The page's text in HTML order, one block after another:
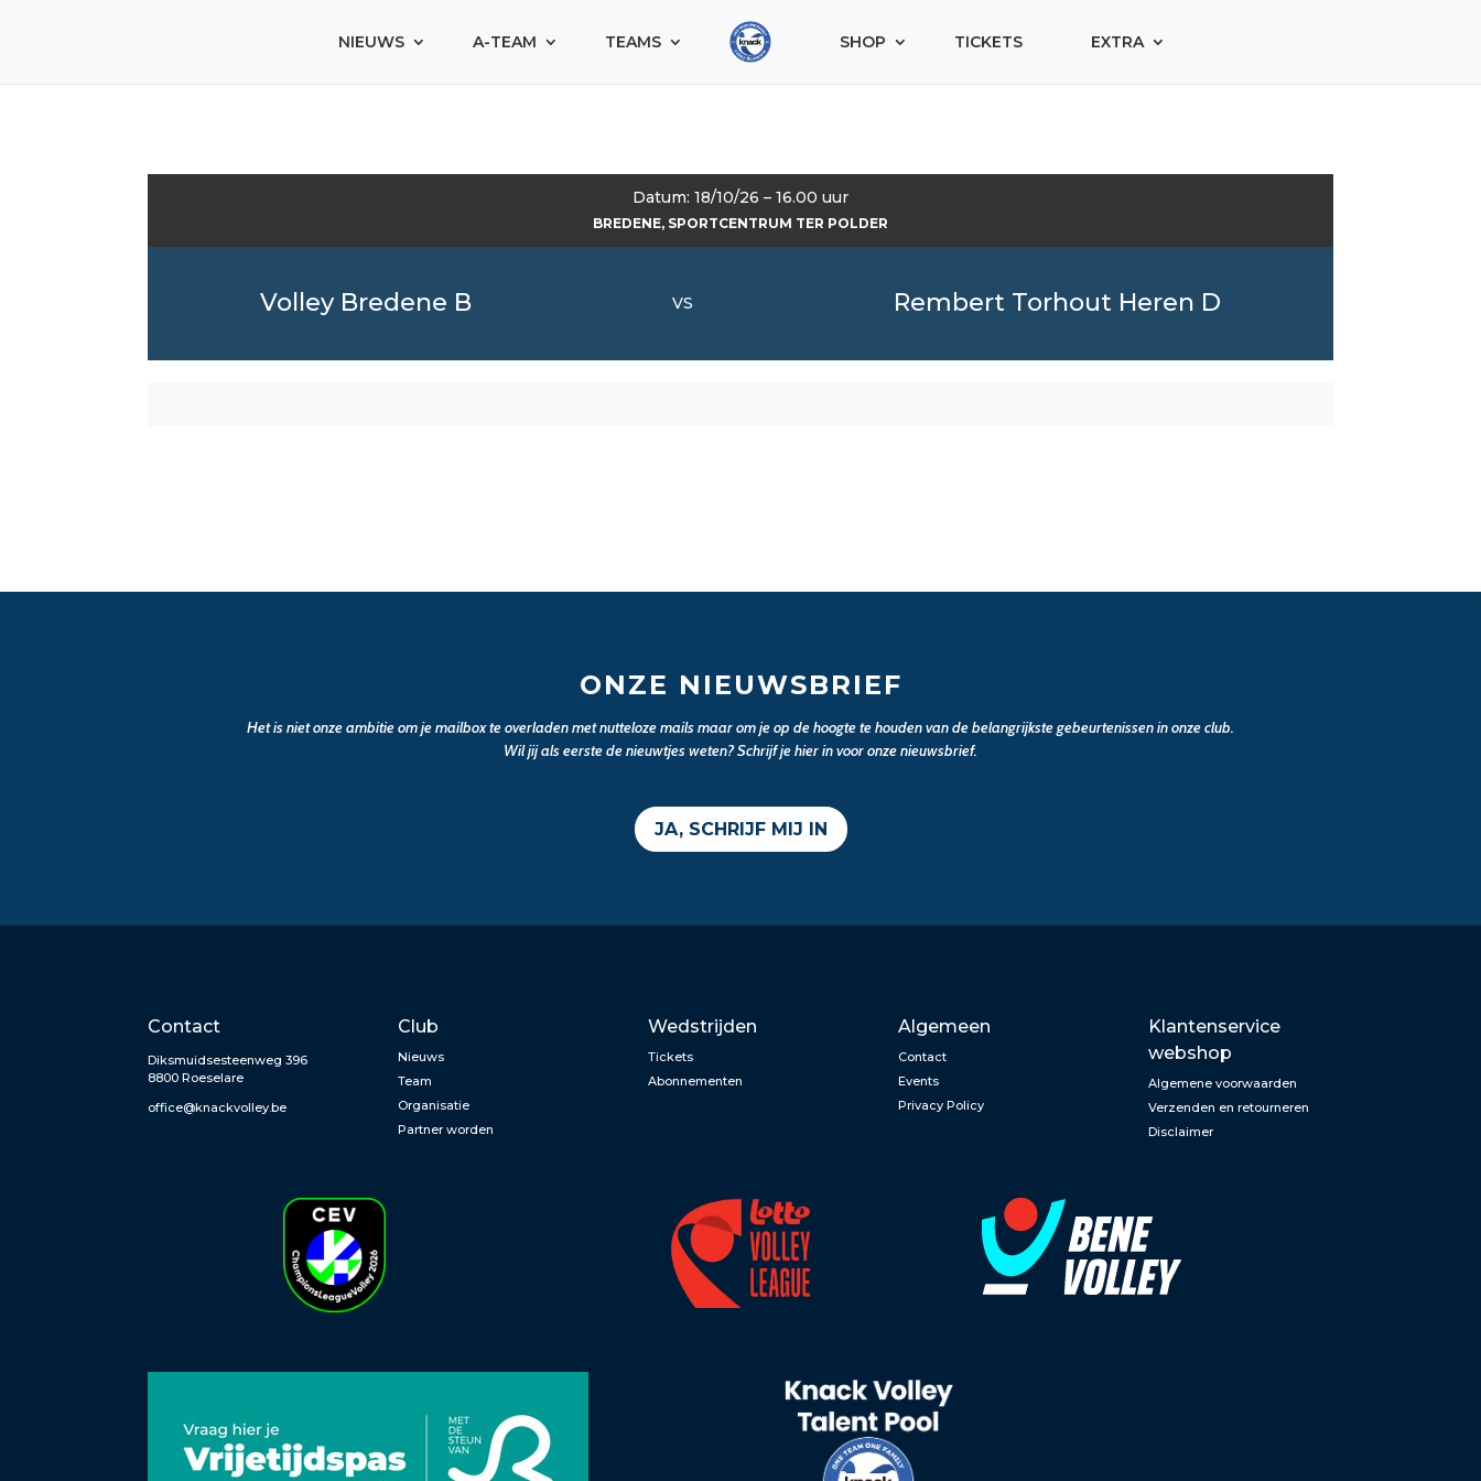
NIEUWS A-TEAM TEAMS SHOP TICKETS EXTRA
Datum: 18/10/26 – 16.00 uur
BREDENE, SPORTCENTRUM TER POLDER
Volley Bredene B VS Rembert Torhout Heren D
ONZE NIEUWSBRIEF
Het is niet onze ambitie om je mailbox te overladen met nutteloze mails maar om je op de hoogte te houden van de belangrijkste gebeurtenissen in onze club.
Wil jij als eerste de nieuwtjes weten? Schrijf je hier in voor onze nieuwsbrief.
JA, SCHRIJF MIJ IN
Contact
Diksmuidsesteenweg 396
8800 Roeselare
office@knackvolley.be
Club
Nieuws
Team
Organisatie
Partner worden
Wedstrijden
Tickets
Abonnementen
Algemeen
Contact
Events
Privacy Policy
Klantenservice
webshop
Algemene voorwaarden
Verzenden en retourneren
Disclaimer